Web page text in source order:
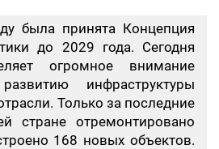
была принята Концепция
до 2029 года. Сегодня
огромное внимание
инфраструктуры
Только за последние
стране отремонтировано
168 новых объектов.